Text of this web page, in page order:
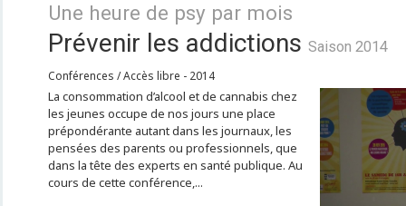
Une heure de psy par mois
Prévenir les addictions Saison 2014
Conférences / Accès libre - 2014
La consommation d’alcool et de cannabis chez
les jeunes occupe de nos jours une place
prépondérante autant dans les journaux, les
pensées des parents ou professionnels, que
dans la tête des experts en santé publique. Au
cours de cette conférence,...